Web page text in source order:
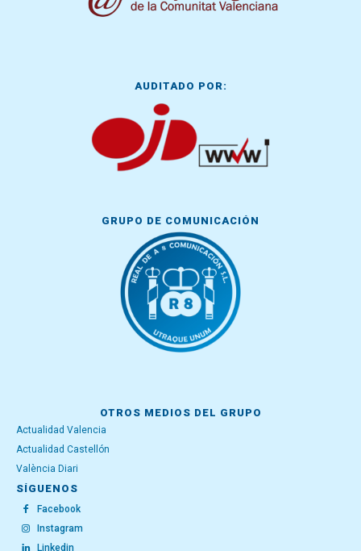
AUDITADO POR:
GRUPO DE COMUNICACIÓN
OTROS MEDIOS DEL GRUPO
Actualidad Valencia
Actualidad Castellón
València Diari
SÍGUENOS
Facebook
Instagram
Linkedin